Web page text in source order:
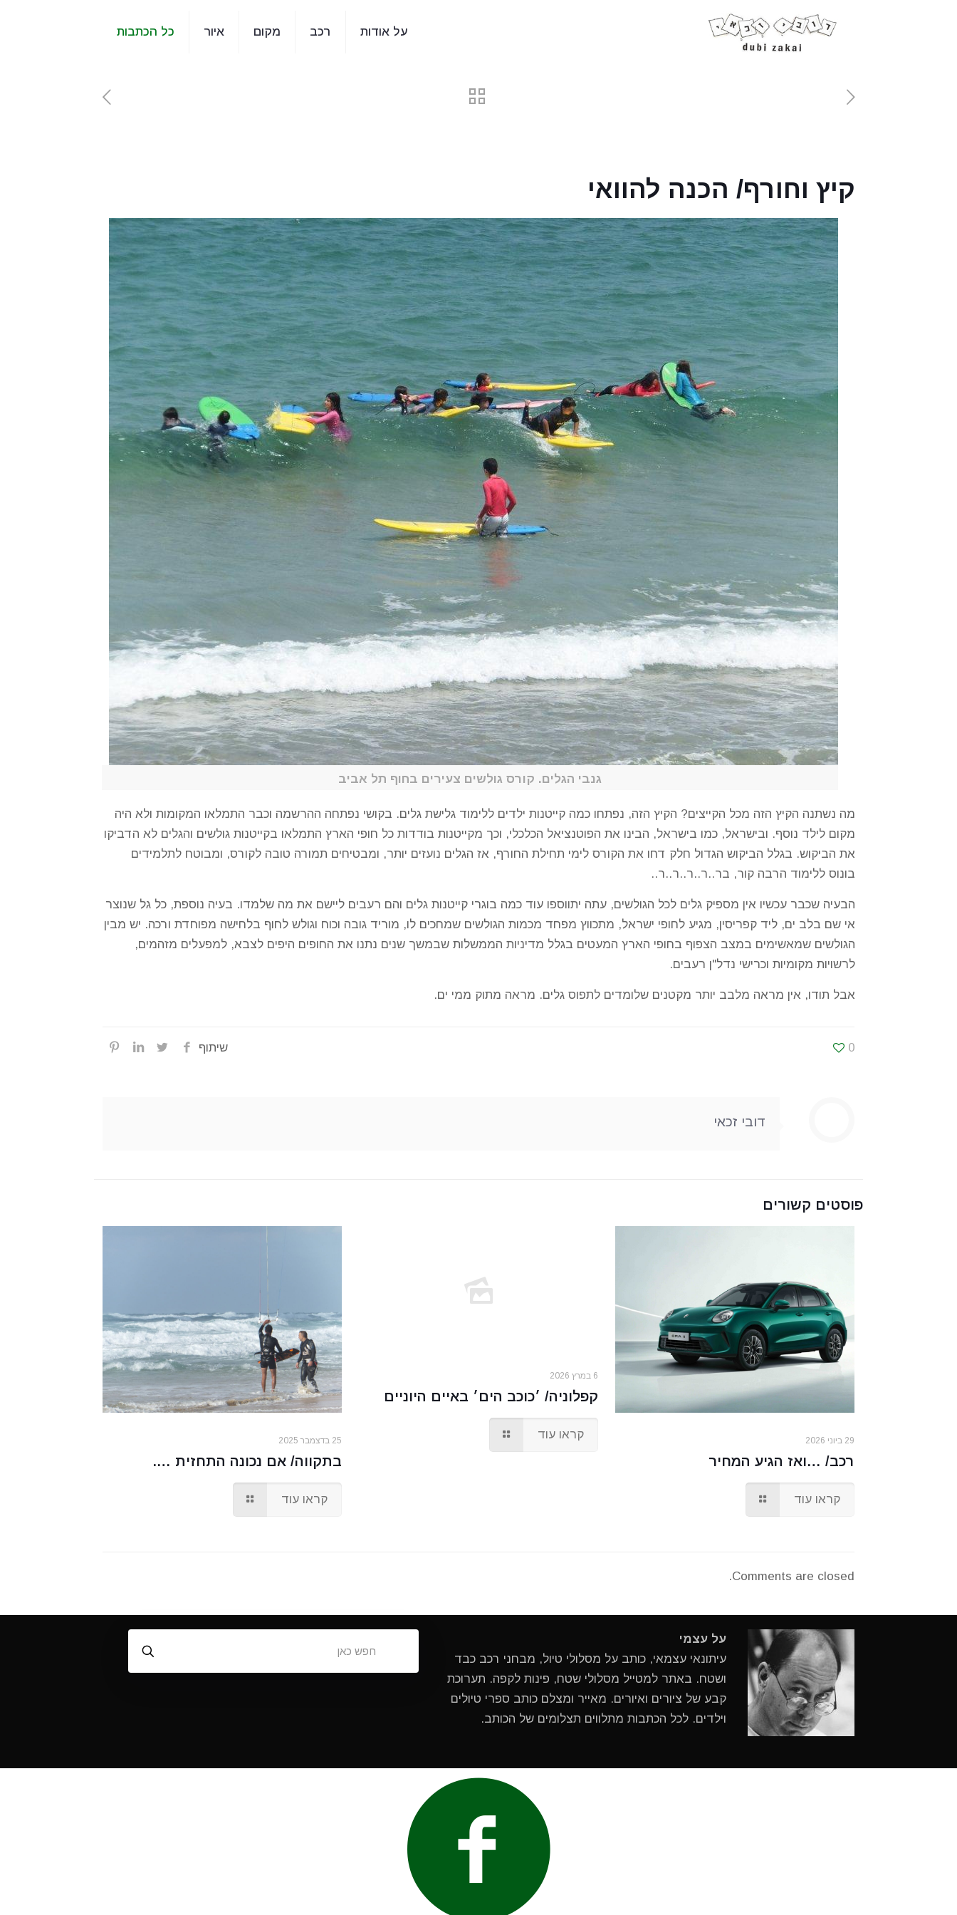
על אודות רכב מקום איור כל הכתבות
קיץ וחורף/ הכנה להוואי
גנבי הגלים. קורס גולשים צעירים בחוף תל אביב
מה נשתנה הקיץ הזה מכל הקייצים? הקיץ הזה, נפתחו כמה קייטנות ילדים ללימוד גלישת גלים. בקושי נפתחה ההרשמה וכבר התמלאו המקומות ולא היה
מקום לילד נוסף. ובישראל, כמו בישראל, הבינו את הפוטנציאל הכלכלי, וכך מקייטנות בודדות כל חופי הארץ התמלאו בקייטנות גולשים והגלים לא הדביקו
את הביקוש. בגלל הביקוש הגדול חלק דחו את הקורס לימי תחילת החורף, אז הגלים נועזים יותר, ומבטיחים תמורה טובה לקורס, ומבוטח לתלמידים
בונוס ללימוד הרבה קור, בר..ר..ר..ר..ר..
הבעיה שכבר עכשיו אין מספיק גלים לכל הגולשים, עתה יתווספו עוד כמה בוגרי קייטנות גלים והם רעבים ליישם את מה שלמדו. בעיה נוספת, כל גל שנוצר
אי שם בלב ים, ליד קפריסין, מגיע לחופי ישראל, מתכווץ מפחד מכמות הגולשים שמחכים לו, מוריד גובה וכוח וגולש לחוף בלחישה מפוחדת ורכה. יש מבין
הגולשים שמאשימים במצב הצפוף בחופי הארץ המעטים בגלל מדיניות הממשלות שבמשך שנים נתנו את החופים היפים לצבא, למפעלים מזהמים,
לרשויות מקומיות וכרישי נדל"ן רעבים.
אבל תודו, אין מראה מלבב יותר מקטנים שלומדים לתפוס גלים. מראה מתוק ממי ים.
שיתוף 0
דובי זכאי
פוסטים קשורים
29 ביוני 2026
רכב/ …ואז הגיע המחיר
קראו עוד
6 במרץ 2026
קפלוניה/ ׳כוכב הים׳ באיים היוניים
קראו עוד 25 בדצמבר 2025
בתקווה/ אם נכונה התחזית ….
קראו עוד
Comments are closed.
על עצמי
עיתונאי עצמאי, כותב על מסלולי טיול, מבחני רכב כבד
ושטח. באתר למטייל מסלולי שטח, פינות לקפה. תערוכת
קבע של ציורים ואיורים. מאייר ומצלם כותב ספרי טיולים
וילדים. לכל הכתבות מתלווים תצלומים של הכותב.